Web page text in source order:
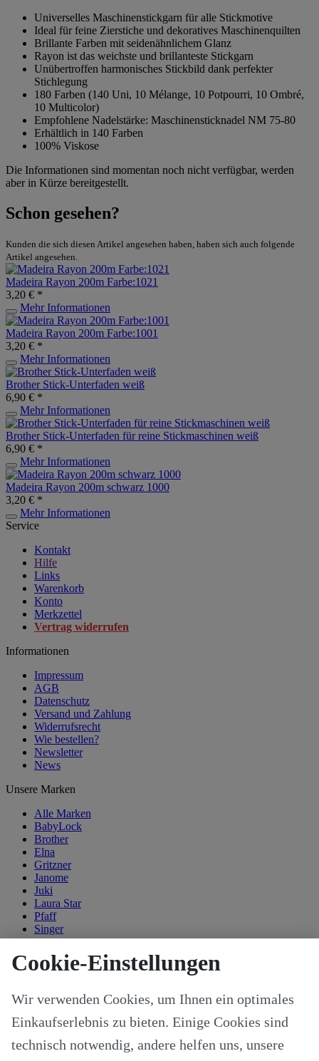
Universelles Maschinenstickgarn für alle Stickmotive
Ideal für feine Zierstiche und dekoratives Maschinenquilten
Brillante Farben mit seidenähnlichem Glanz
Rayon ist das weichste und brillanteste Stickgarn
Unübertroffen harmonisches Stickbild dank perfekter
Stichlegung
180 Farben (140 Uni, 10 Mélange, 10 Potpourri, 10 Ombré,
10 Multicolor)
Empfohlene Nadelstärke: Maschinensticknadel NM 75-80
Erhältlich in 140 Farben
100% Viskose
Die Informationen sind momentan noch nicht verfügbar, werden
aber in Kürze bereitgestellt.
Schon gesehen?
Kunden die sich diesen Artikel angesehen haben, haben sich auch folgende
Artikel angesehen.
Madeira Rayon 200m Farbe:1021
3,20 € *
Mehr Informationen
Madeira Rayon 200m Farbe:1001
3,20 € *
Mehr Informationen
Brother Stick-Unterfaden weiß
6,90 € *
Mehr Informationen
Brother Stick-Unterfaden für reine Stickmaschinen weiß
6,90 € *
Mehr Informationen
Madeira Rayon 200m schwarz 1000
3,20 € *
Mehr Informationen
Service
Kontakt
Hilfe
Links
Warenkorb
Konto
Merkzettel
Vertrag widerrufen
Informationen
Impressum
AGB
Datenschutz
Versand und Zahlung
Widerrufsrecht
Wie bestellen?
Newsletter
News
Unsere Marken
Alle Marken
BabyLock
Brother
Elna
Gritzner
Janome
Juki
Laura Star
Pfaff
Singer
Kategorien
Nähzubehör
Ersatzteile
Stricken und Häkeln
Schneideplotter und Zubehör
Cookie-Einstellungen
Wir verwenden Cookies, um Ihnen ein optimales
Einkaufserlebnis zu bieten. Einige Cookies sind
technisch notwendig, andere helfen uns, unsere